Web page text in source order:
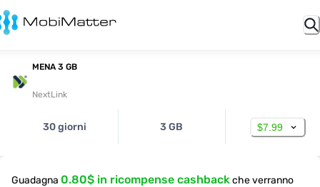
MENA 3 GB
NextLink
30 giorni 3 GB $7.99
Guadagna 0.80$ in ricompense cashbackche verranno